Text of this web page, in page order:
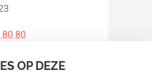
OP DEZE
80